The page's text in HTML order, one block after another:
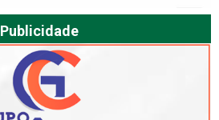
Publicidade